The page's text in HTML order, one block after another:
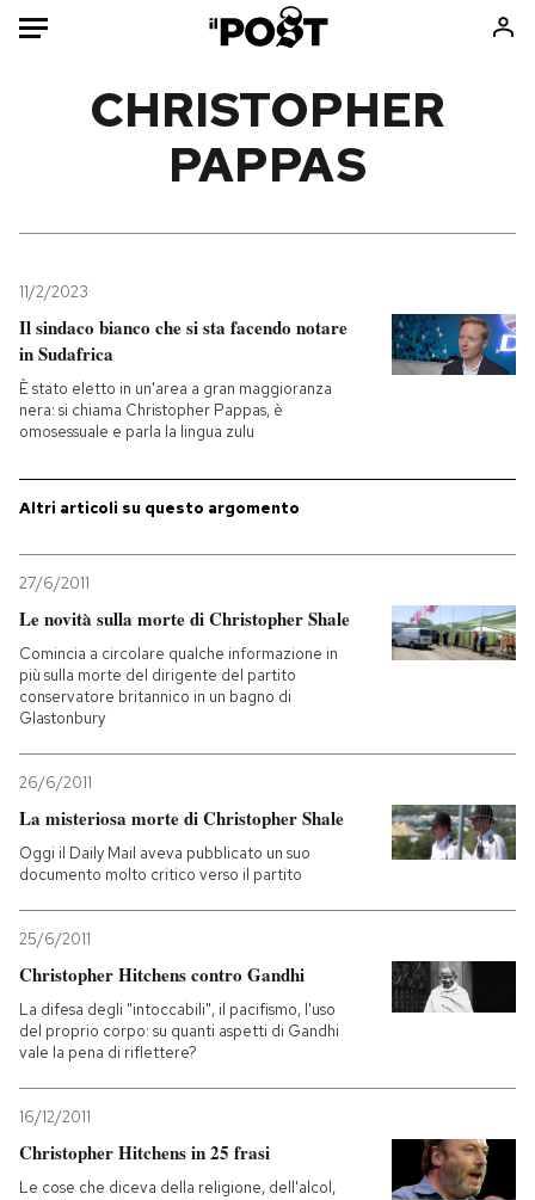
Mondo
Tecnologia
Internet
Cultura
Economia
Sport
Libri
Ok Boomer!
Mondiali calcio 2026
PODCAST
NEWSLETTER
SHOP
AREA PERSONALE
Entra
CHRISTOPHER
PAPPAS
11/2/2023
Il sindaco bianco che si sta facendo notare
in Sudafrica
È stato eletto in un'area a gran maggioranza
nera: si chiama Christopher Pappas, è
omosessuale e parla la lingua zulu
Altri articoli su questo argomento
27/6/2011
Le novità sulla morte di Christopher Shale
Comincia a circolare qualche informazione in
più sulla morte del dirigente del partito
conservatore britannico in un bagno di
Glastonbury
26/6/2011
La misteriosa morte di Christopher Shale
Oggi il Daily Mail aveva pubblicato un suo
documento molto critico verso il partito
25/6/2011
Christopher Hitchens contro Gandhi
La difesa degli "intoccabili", il pacifismo, l'uso
del proprio corpo: su quanti aspetti di Gandhi
vale la pena di riflettere?
16/12/2011
Christopher Hitchens in 25 frasi
Le cose che diceva della religione, dell'alcol,